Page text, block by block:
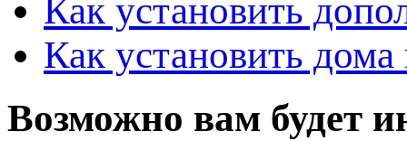
Как установить
Как установить
Возможно вам будет